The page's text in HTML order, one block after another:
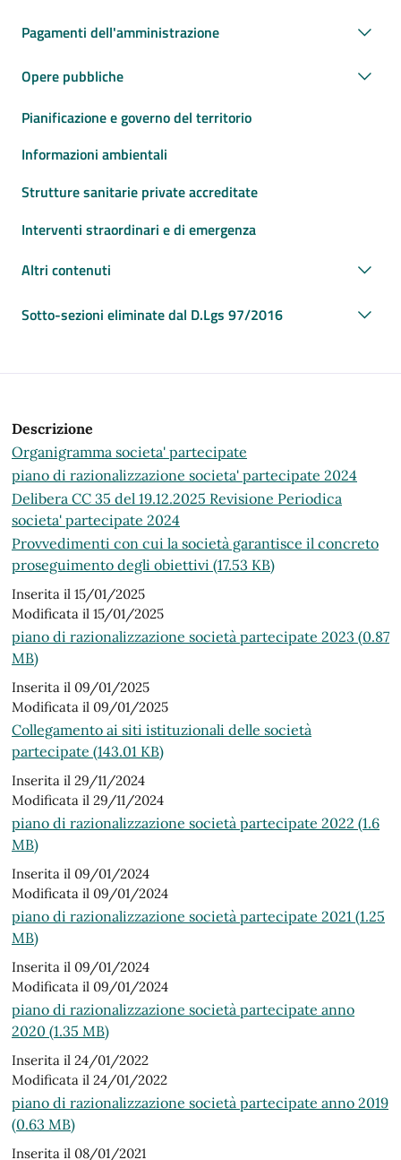
Pagamenti dell'amministrazione
Opere pubbliche
Pianificazione e governo del territorio
Informazioni ambientali
Strutture sanitarie private accreditate
Interventi straordinari e di emergenza
Altri contenuti
Sotto-sezioni eliminate dal D.Lgs 97/2016
Descrizione
Organigramma societa' partecipate
piano di razionalizzazione societa' partecipate 2024
Delibera CC 35 del 19.12.2025 Revisione Periodica
societa' partecipate 2024
Provvedimenti con cui la società garantisce il concreto
proseguimento degli obiettivi (17.53 KB)
Inserita il 15/01/2025
Modificata il 15/01/2025
piano di razionalizzazione società partecipate 2023 (0.87
MB)
Inserita il 09/01/2025
Modificata il 09/01/2025
Collegamento ai siti istituzionali delle società
partecipate (143.01 KB)
Inserita il 29/11/2024
Modificata il 29/11/2024
piano di razionalizzazione società partecipate 2022 (1.6
MB)
Inserita il 09/01/2024
Modificata il 09/01/2024
piano di razionalizzazione società partecipate 2021 (1.25
MB)
Inserita il 09/01/2024
Modificata il 09/01/2024
piano di razionalizzazione società partecipate anno
2020 (1.35 MB)
Inserita il 24/01/2022
Modificata il 24/01/2022
piano di razionalizzazione società partecipate anno 2019
(0.63 MB)
Inserita il 08/01/2021